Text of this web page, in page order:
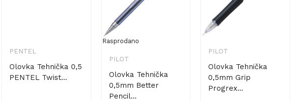
PENTEL
Olovka Tehnička 0,5
PENTEL Twist...
Rasprodano
PILOT
Olovka Tehnička
0,5mm Better
Pencil...
PILOT
Olovka Tehnička
0,5mm Grip
Progrex...